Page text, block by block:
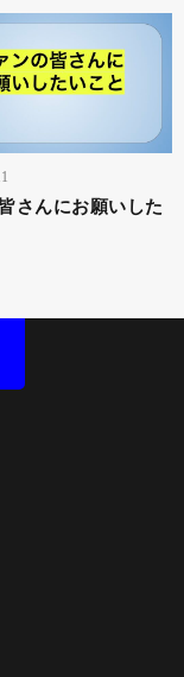
さんにお願いした